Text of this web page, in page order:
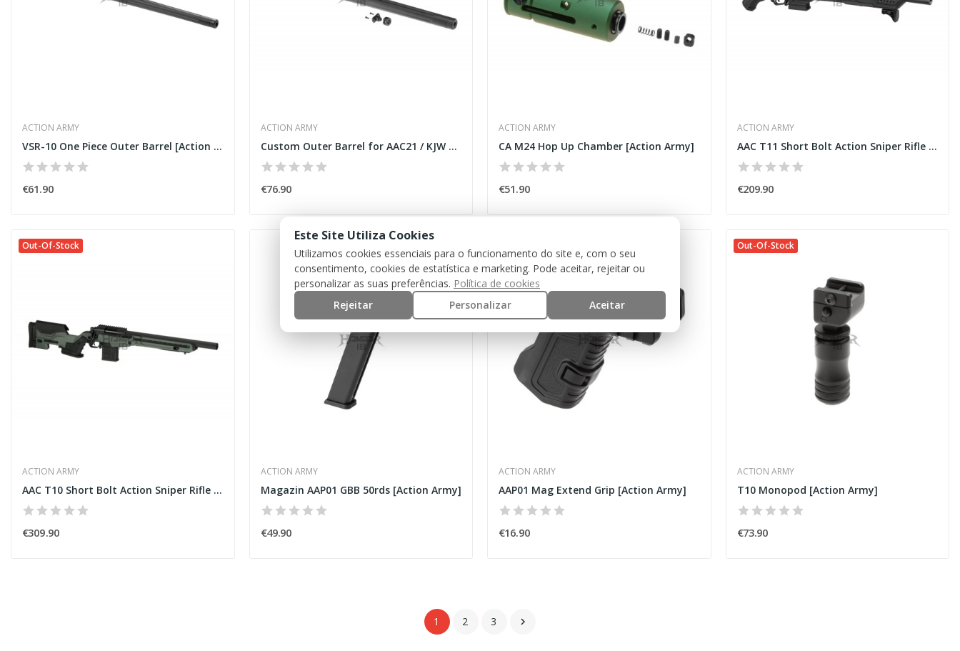
ACTION ARMY
VSR-10 One Piece Outer Barrel [Action Army]
€61.90
ACTION ARMY
Custom Outer Barrel for AAC21 / KJW M700...
€76.90
ACTION ARMY
CA M24 Hop Up Chamber [Action Army]
€51.90
ACTION ARMY
AAC T11 Short Bolt Action Sniper Rifle [Action...
€209.90
Out-Of-Stock
ACTION ARMY
AAC T10 Short Bolt Action Sniper Rifle [Action...
€309.90
ACTION ARMY
Magazin AAP01 GBB 50rds [Action Army]
€49.90
ACTION ARMY
AAP01 Mag Extend Grip [Action Army]
€16.90
Out-Of-Stock
ACTION ARMY
T10 Monopod [Action Army]
€73.90
1 2 3 
Este Site Utiliza Cookies
Utilizamos cookies essenciais para o funcionamento do site e, com o seu
consentimento, cookies de estatística e marketing. Pode aceitar, rejeitar ou
personalizar as suas preferências. Política de cookies
Rejeitar
Personalizar Aceitar